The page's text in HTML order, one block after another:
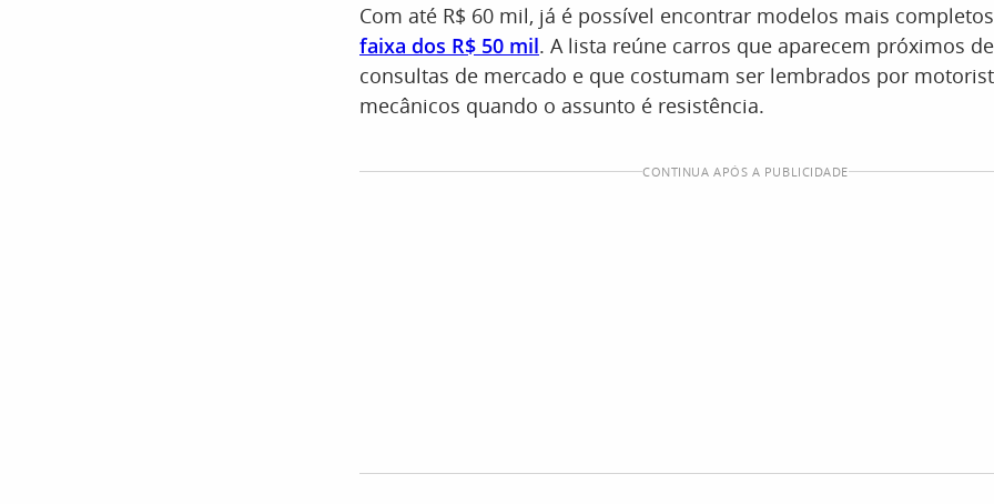
Com até R$ 60 mil, já é possível encontrar modelos mais
faixa dos R$ 50 mil. A lista reúne carros que aparecem próximos
consultas de mercado e que costumam ser lembrados por
mecânicos quando o assunto é resistência.
CONTINUA APÓS A PUBLICIDADE